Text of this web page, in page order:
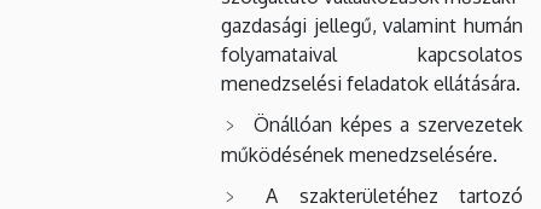
gazdasági jellegű, valamint humán
folyamataival kapcsolatos
menedzselési feladatok ellátására.
Önállóan képes a szervezetek
működésének menedzselésére.
A szakterületéhez tartozó